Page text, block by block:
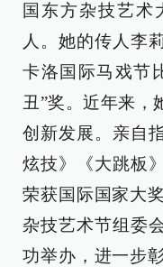
国东方杂技艺术
人。她的传人李
卡洛国际马戏节
丑”奖。近年来，
创新发展。亲自
炫技》《大跳板
荣获国际国家大
杂技艺术节组委
功举办，进一步